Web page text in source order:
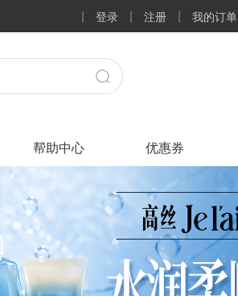
登录 注册 我的订单
帮助中心 优惠券